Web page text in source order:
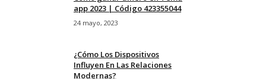
app 2023 | Código 423355044
24 mayo, 2023
¿Cómo Los Dispositivos
Influyen En Las Relaciones
Modernas?